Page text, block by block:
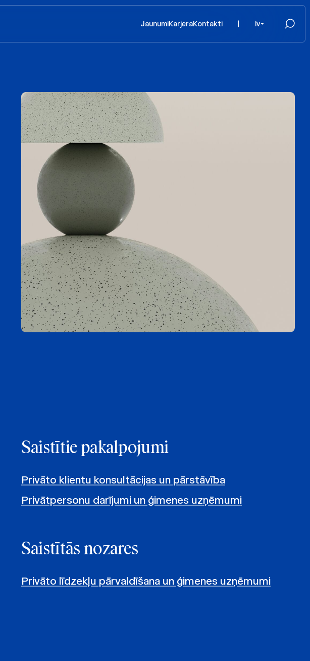
JaunumiKarjeraKontakti lv
Saistītie pakalpojumi
Privāto klientu konsultācijas un pārstāvība
Privātpersonu darījumi un ģimenes uzņēmumi
Saistītās nozares
Privāto līdzekļu pārvaldīšana un ģimenes uzņēmumi